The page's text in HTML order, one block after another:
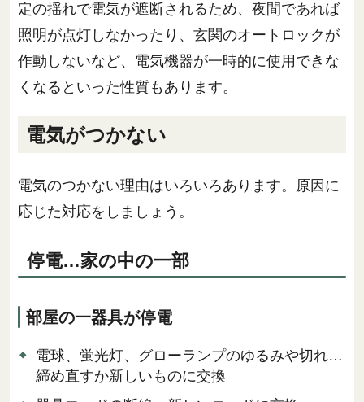
定の揺れで電気が遮断されるため、夜間であれば
照明が点灯しなかったり、玄関のオートロックが
作動しないなど、電気機器が一時的に使用できな
くなるといった性質もあります。
電気がつかない
電気のつかない理由はいろいろあります。原因に
応じた対応をしましょう。
停電…家の中の一部
部屋の一器具が停電
電球、蛍光灯、グローランプのゆるみや切れ…
締め直すか新しいものに交換